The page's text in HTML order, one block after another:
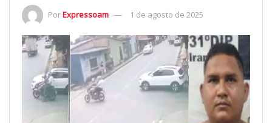
PorExpressoam 1 de agosto de 2025